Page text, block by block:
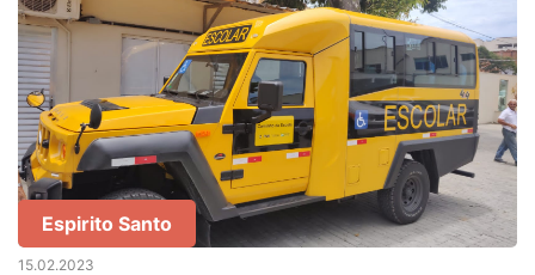
Espirito Santo
15.02.2023